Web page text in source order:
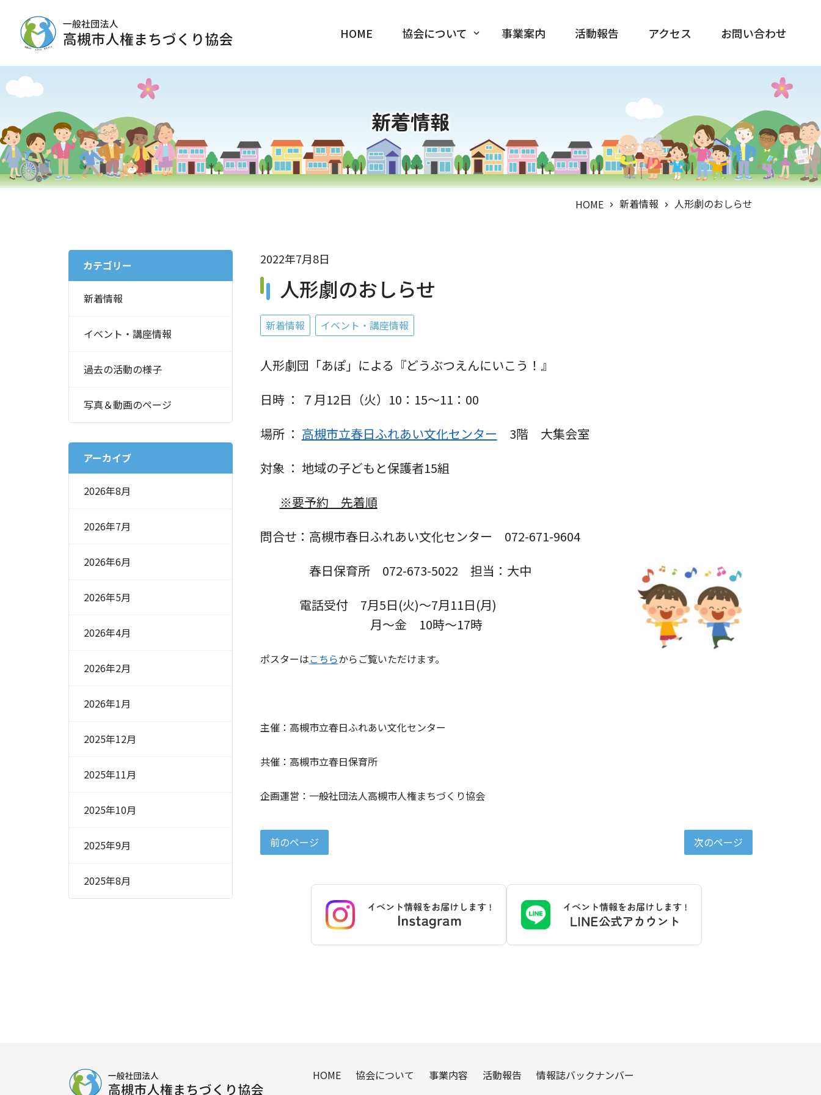
HOME 協会について 事業案内 活動報告 アクセス お問い合わせ
新着情報
HOME 新着情報 人形劇のおしらせ
2022年7月8日
人形劇のおしらせ
新着情報 イベント・講座情報
人形劇団「あぽ」による『どうぶつえんにいこう！』
日時 ： ７月12日（火）10：15～11：00
場所 ： 高槻市立春日ふれあい文化センター 3階 大集会室
対象 ： 地域の子どもと保護者15組
※要予約 先着順
問合せ：高槻市春日ふれあい文化センター 072-671-9604
春日保育所 072-673-5022 担当：大中
電話受付 7月5日(火)～7月11日(月)
月～金 10時～17時
ポスターはこちらからご覧いただけます。
主催：高槻市立春日ふれあい文化センター
共催：高槻市立春日保育所
企画運営：一般社団法人高槻市人権まちづくり協会
前のページ 次のページ
カテゴリー
新着情報
イベント・講座情報
過去の活動の様子
写真＆動画のページ
アーカイブ
2026年8月
2026年7月
2026年6月
2026年5月
2026年4月
2026年2月
2026年1月
2025年12月
2025年11月
2025年10月
2025年9月
2025年8月
HOME 協会について 事業内容 活動報告
情報誌バックナンバー